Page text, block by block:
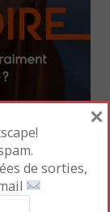
son petit-
de
à travers
de sorties,
×